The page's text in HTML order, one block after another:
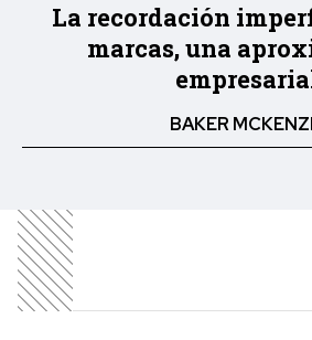
La recordación
marcas, una
BAKER